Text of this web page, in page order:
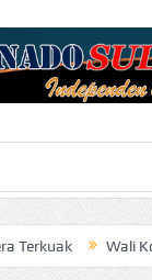
Wali Kota Vicky